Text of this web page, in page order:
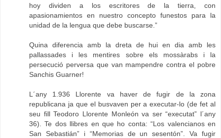
hoy dividen a los escritores de la tierra, con
apasionamientos en nuestro concepto funestos para la
unidad de la lengua que debe buscarse.”
Quina diferencia amb la dreta de hui en dia amb les
pallassades i les mentires sobre els mossàrabs i la
persecució perversa que van mampendre contra el pobre
Sanchis Guarner!
L´any 1.936 Llorente va haver de fugir de la zona
republicana ja que el busvaven per a executar-lo (de fet al
seu fill Teodoro Llorente Monleón va ser “executat” l´any
36). Te dos llibres en que ho conta: “Los valencianos en
San Sebastián” i “Memorias de un sesentón”. Va fugir